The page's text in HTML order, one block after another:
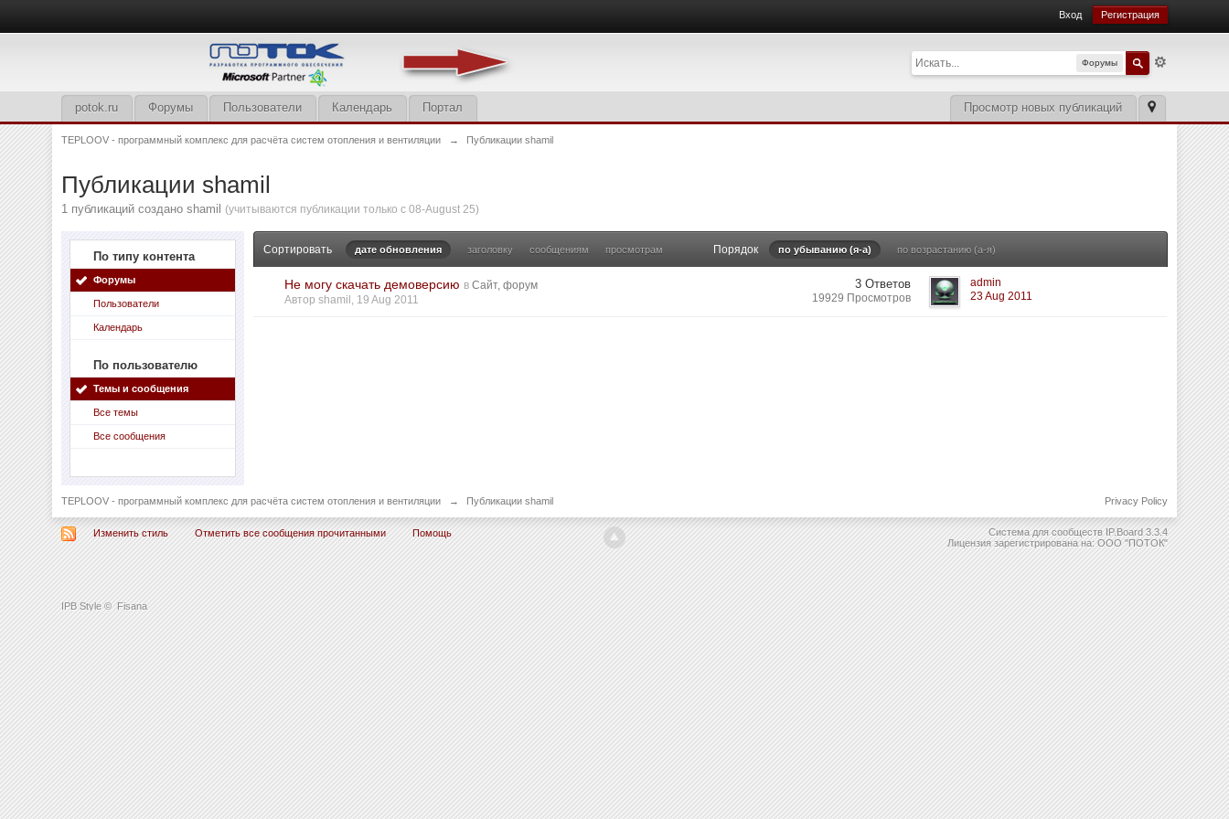
IPB Style © Fisana
Вход Регистрация
Форумы
Просмотр новых публикаций
potok.ru Форумы Пользователи Календарь Портал
TEPLOOV - программный комплекс для расчёта систем отопления и вентиляции → Публикации shamil
Публикации shamil
1 публикаций создано shamil (учитываются публикации только с 08-August 25)
По типу контента
Форумы
Пользователи
Календарь
По пользователю
Темы и сообщения
Все темы
Все сообщения
Сортировать дате обновления заголовку сообщениям просмотрам Порядок по убыванию (я-а) по возрастанию (а-я)
Не могу скачать демоверсию в Сайт, форум
Авторshamil , 19 Aug 2011
3 Ответов
19929 Просмотров
admin
23 Aug 2011
TEPLOOV - программный комплекс для расчёта систем отопления и вентиляции → Публикации shamil Privacy Policy
Изменить стиль Отметить все сообщения прочитанными Помощь Система для сообществ IP.Board 3.3.4
Лицензия зарегистрирована на: ООО "ПОТОК"